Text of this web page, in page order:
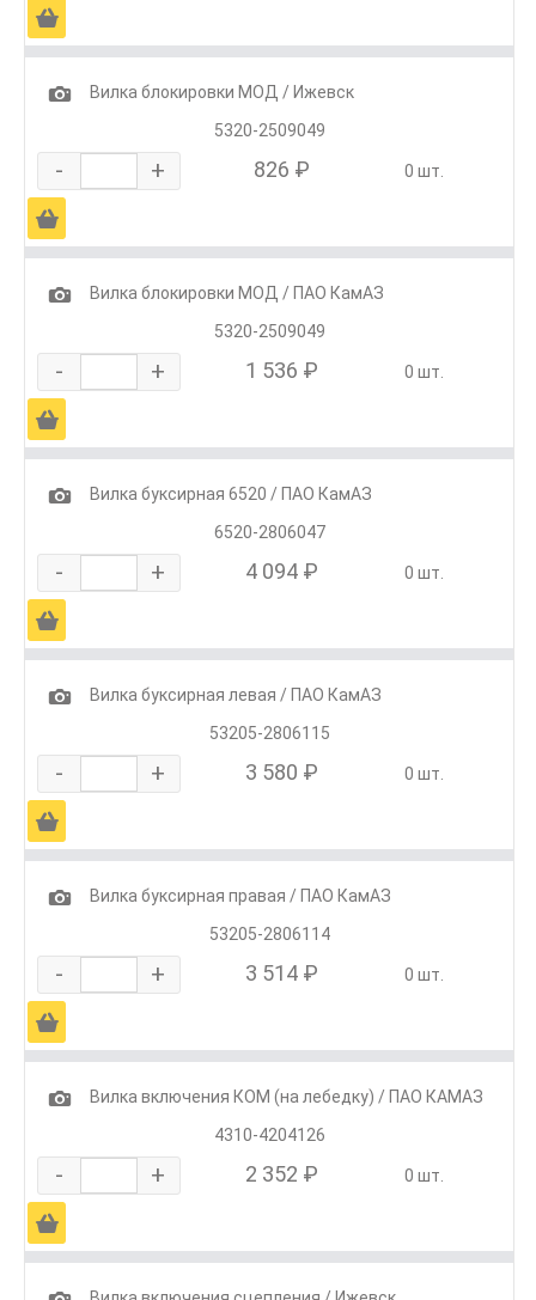
Ä
1
Вилка блокировки МОД / Ижевск
5320-2509049
- + 826 ₽ 0 шт.
Ä
1
Вилка блокировки МОД / ПАО КамАЗ
5320-2509049
- + 1 536 ₽ 0 шт.
Ä
1
Вилка буксирная 6520 / ПАО КамАЗ
6520-2806047
- + 4 094 ₽ 0 шт.
Ä
1
Вилка буксирная левая / ПАО КамАЗ
53205-2806115
- + 3 580 ₽ 0 шт.
Ä
1
Вилка буксирная правая / ПАО КамАЗ
53205-2806114
- + 3 514 ₽ 0 шт.
Ä
1
Вилка включения КОМ (на лебедку) / ПАО КАМАЗ
4310-4204126
- + 2 352 ₽ 0 шт.
Ä